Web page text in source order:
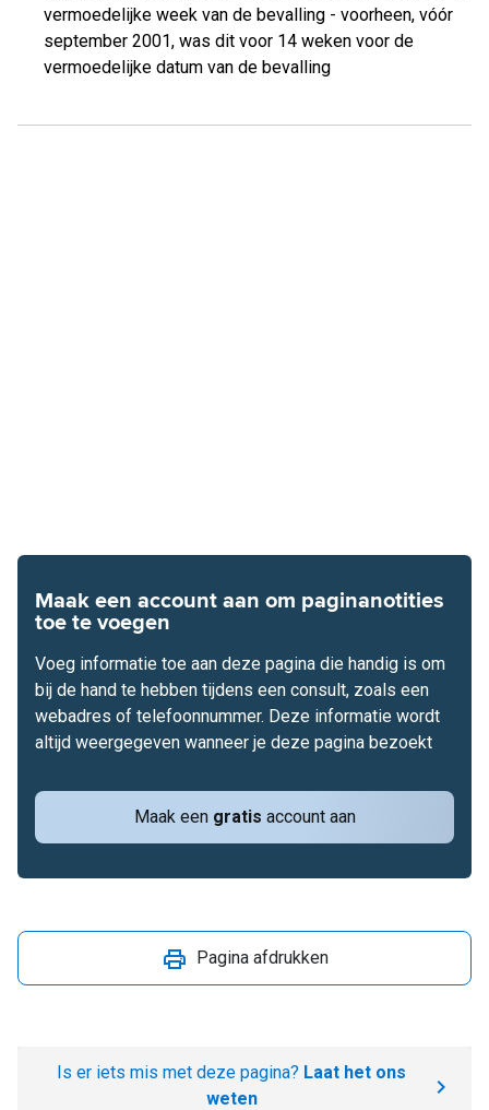
vermoedelijke week van de bevalling - voorheen, vóór
september 2001, was dit voor 14 weken voor de
vermoedelijke datum van de bevalling
Maak een account aan om paginanotities
toe te voegen
Maak een gratis account aan
Voeg informatie toe aan deze pagina die handig is om
bij de hand te hebben tijdens een consult, zoals een
webadres of telefoonnummer. Deze informatie wordt
altijd weergegeven wanneer je deze pagina bezoekt
Pagina afdrukken
Is er iets mis met deze pagina? Laat het ons
weten